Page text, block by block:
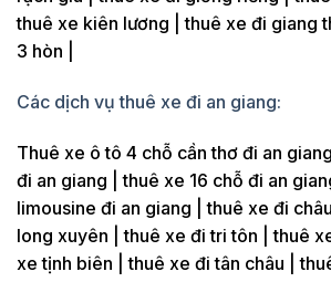
thuê xe kiên lương | thuê xe đi giang
3 hòn |
Các dịch vụ thuê xe đi an giang:
Thuê xe ô tô 4 chỗ cần thơ đi an
đi an giang | thuê xe 16 chỗ đi an
limousine đi an giang | thuê xe đi
long xuyên | thuê xe đi tri tôn | thuê
xe tịnh biên | thuê xe đi tân châu |